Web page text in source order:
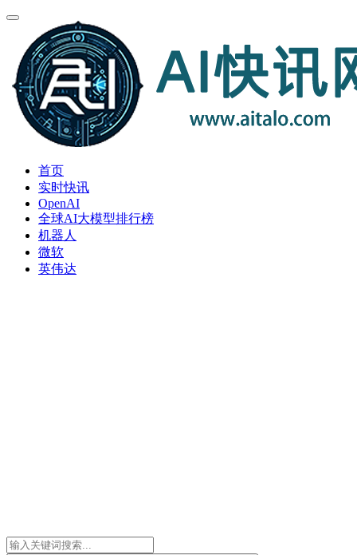
首页
实时快讯
OpenAI
全球AI大模型排行榜
机器人
微软
英伟达